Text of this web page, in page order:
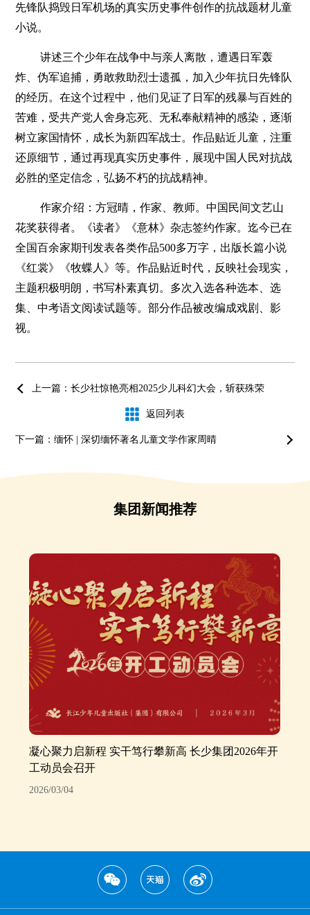
先锋队捣毁日军机场的真实历史事件创作的抗战题材儿童
小说。
讲述三个少年在战争中与亲人离散，遭遇日军轰
炸、伪军追捕，勇敢救助烈士遗孤，加入少年抗日先锋队
的经历。在这个过程中，他们见证了日军的残暴与百姓的
苦难，受共产党人舍身忘死、无私奉献精神的感染，逐渐
树立家国情怀，成长为新四军战士。作品贴近儿童，注重
还原细节，通过再现真实历史事件，展现中国人民对抗战
必胜的坚定信念，弘扬不朽的抗战精神。
作家介绍：方冠晴，作家、教师。中国民间文艺山
花奖获得者。《读者》《意林》杂志签约作家。迄今已在
全国百余家期刊发表各类作品500多万字，出版长篇小说
《红裳》《牧蝶人》等。作品贴近时代，反映社会现实，
主题积极明朗，书写朴素真切。多次入选各种选本、选
集、中考语文阅读试题等。部分作品被改编成戏剧、影
视。
上一篇：长少社惊艳亮相2025少儿科幻大会，斩获殊荣
返回列表
下一篇：缅怀 | 深切缅怀著名儿童文学作家周晴
集团新闻推荐
凝心聚力启新程 实干笃行攀新高 长少集团2026年开
工动员会召开
2026/03/04